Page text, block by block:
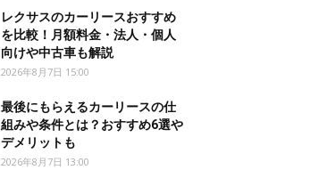
レクサスのカーリースおすすめ
を比較！月額料金・法人・個人
向けや中古車も解説
2026年8月7日 15:00
最後にもらえるカーリースの仕
組みや条件とは？おすすめ6選や
デメリットも
2026年8月7日 13:00